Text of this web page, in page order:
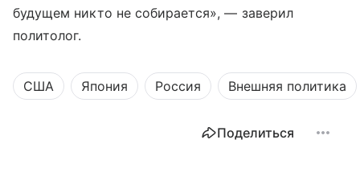
будущем никто не собирается», — заверил
политолог.
США Япония Россия Внешняя политика
Поделиться